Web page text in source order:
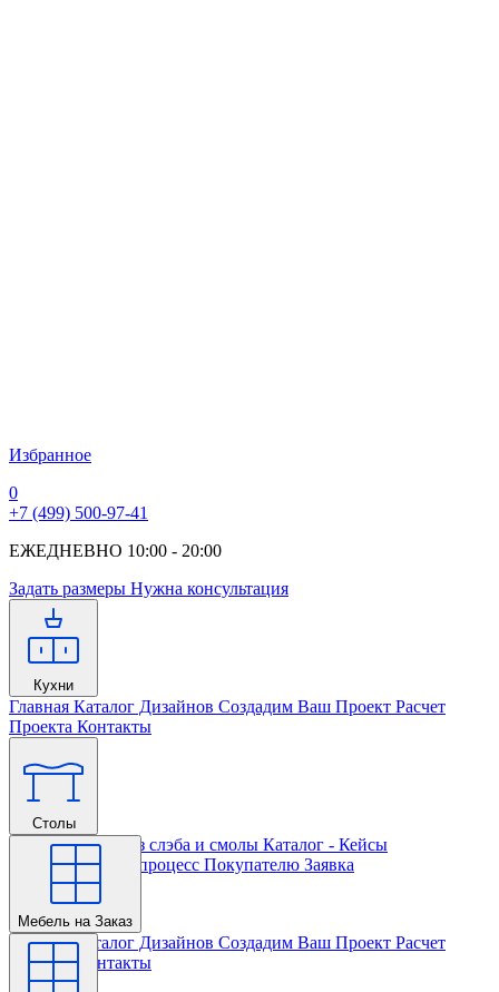
Избранное
0
+7 (499) 500-97-41
ЕЖЕДНЕВНО 10:00 - 20:00
Задать размеры Нужна консультация
Кухни
Главная Каталог Дизайнов Создадим Ваш Проект Расчет
Проекта Контакты
Столы
Главная Столы из слэба и смолы Каталог - Кейсы
Кастомизации и процесс Покупателю Заявка
Мебель на Заказ
Главная Каталог Дизайнов Создадим Ваш Проект Расчет
Проекта
Контакты